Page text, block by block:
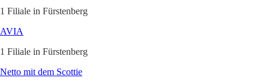
1 Filiale in Fürstenberg
AVIA
1 Filiale in Fürstenberg
Netto mit dem Scottie